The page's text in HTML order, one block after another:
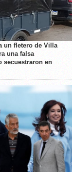
un fletero de Villa
una falsa
secuestraron en